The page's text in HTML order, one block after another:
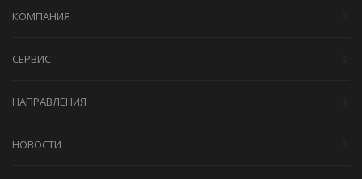
КОМПАНИЯ
СЕРВИС
НАПРАВЛЕНИЯ
НОВОСТИ